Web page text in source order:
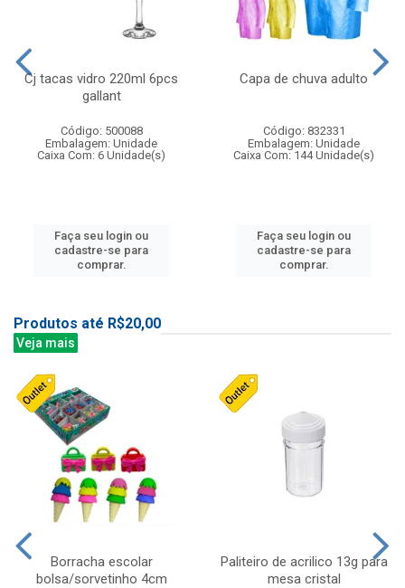
Cj tacas vidro 220ml 6pcs
gallant
Código: 500088
Embalagem: Unidade
Caixa Com: 6 Unidade(s)
Faça seu login ou
cadastre-se para
comprar.
Capa de chuva adulto
Código: 832331
Embalagem: Unidade
Caixa Com: 144 Unidade(s)
Faça seu login ou
cadastre-se para
comprar.
Produtos até R$20,00
Veja mais
Borracha escolar
bolsa/sorvetinho 4cm
Paliteiro de acrilico 13g para
mesa cristal